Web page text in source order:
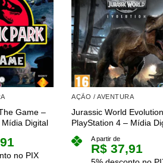
Game –
Digital
no PIX
AÇÃO / AVENTURA
Jurassic World
PlayStation 4 – Mídia
A partir de
R$ 37,91